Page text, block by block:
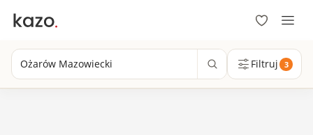
Ożarów Mazowiecki Filtruj 3